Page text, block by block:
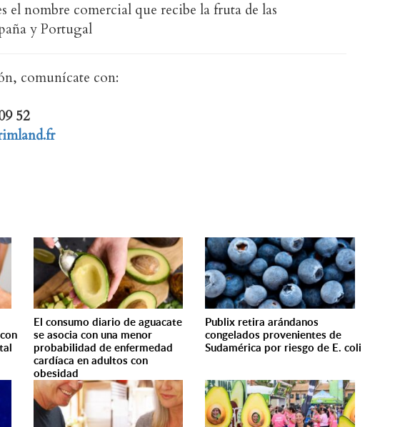
el nombre comercial que recibe la fruta de las
y Portugal
comunícate con:
52
El consumo diario de aguacate
se asocia con una menor
probabilidad de enfermedad
cardíaca en adultos con
obesidad
Publix retira arándanos
congelados provenientes de
Sudamérica por riesgo de E. coli